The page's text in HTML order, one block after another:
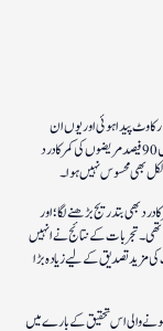
پیدا ہوئی اور یوں ان
مریضوں میں کمر کا درد بہت کم ہوگیا۔ تقریباً دو ماہ تک جاری رہنے والے ان تجربات میں 90 فیصد مریضوں کی کمر کا درد
بھی بتدریج بڑھنے لگا؛ اور
تھی۔ تجربات کے نتائج نے انہیں
مزید تصدیق کےلیے زیادہ بڑا
والی اس تحقیق کے بارے میں